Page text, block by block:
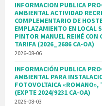
INFORMACION PUBLICA
AMBIENTAL ACTIVIDAD
COMPLEMENTARIO DE
EMPLAZAMIENTO EN LOCAL
PINTOR MANUEL REINÉ CON
TARIFA (2026_2686 CA-OA)
2026-08-06
INFORMACIÓN PUBLICA
AMBIENTAL PARA
FOTOVOLTAICA «ROMANO»,
(EXPTE 2024/9231 CA-OA)
2026-08-03